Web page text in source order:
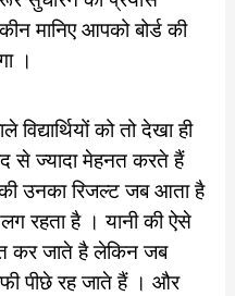
मानिए आपको बोर्ड की
।
को तो देखा ही
से ज्यादा मेहनत करते हैं
उनका रिजल्ट जब आता है
रहता है । यानी की ऐसे
कर जाते है लेकिन जब
पीछे रह जाते हैं । और